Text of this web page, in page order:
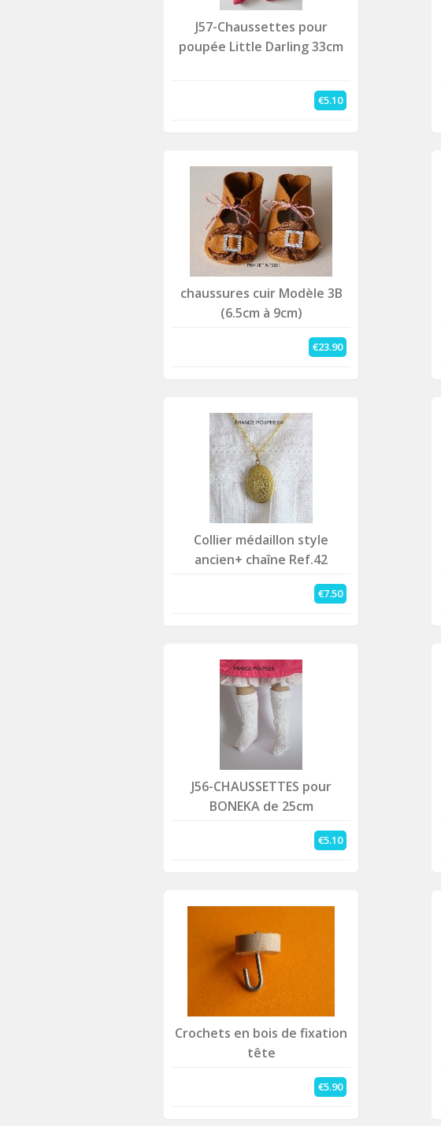
J57-Chaussettes pour
poupée Little Darling 33cm
€5.10
chaussures cuir Modèle 3B
(6.5cm à 9cm)
€23.90
Collier médaillon style
ancien+ chaîne Ref.42
€7.50
J56-CHAUSSETTES pour
BONEKA de 25cm
€5.10
Crochets en bois de fixation
tête
€5.90